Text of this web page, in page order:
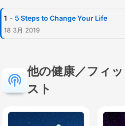
1 - 5 Steps to Change Your Life
18 3月 2019
他の健康／フィ
スト